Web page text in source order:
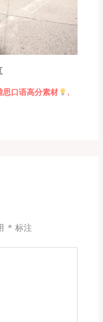
思口语高分素材
,
*标注